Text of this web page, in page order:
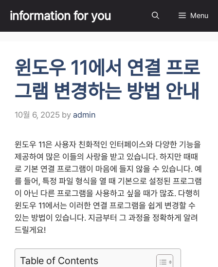
content
information for you Menu
윈도우 11에서 연결 프로
그램 변경하는 방법 안내
10월 6, 2025 by admin
윈도우 11은 사용자 친화적인 인터페이스와 다양한 기능을
제공하여 많은 이들의 사랑을 받고 있습니다. 하지만 때때
로 기본 연결 프로그램이 마음에 들지 않을 수 있습니다. 예
를 들어, 특정 파일 형식을 열 때 기본으로 설정된 프로그램
이 아닌 다른 프로그램을 사용하고 싶을 때가 많죠. 다행히
윈도우 11에서는 이러한 연결 프로그램을 쉽게 변경할 수
있는 방법이 있습니다. 지금부터 그 과정을 정확하게 알려
드릴게요!
Table of Contents